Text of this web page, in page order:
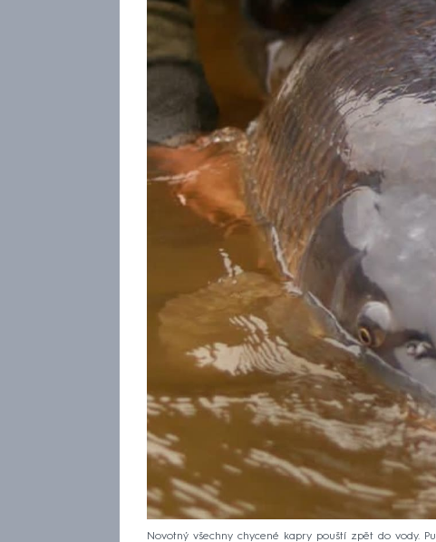
Novotný všechny chycené kapry pouští zpět do vody.